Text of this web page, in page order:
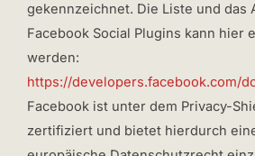
gekennzeichnet. Die Liste und das
Facebook Social Plugins kann hier
werden:
https://developers.facebook.com/
Facebook ist unter dem Privacy-
zertifiziert und bietet hierdurch